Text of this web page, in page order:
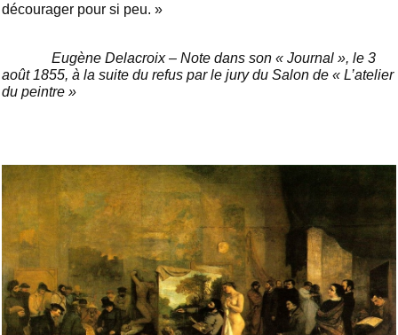
décourager pour si peu. »
Eugène Delacroix – Note dans son « Journal », le 3
août 1855, à la suite du refus par le jury du Salon de « L’atelier
du peintre »